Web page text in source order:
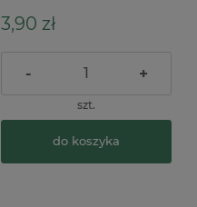
3,90 zł
- +
szt.
do koszyka